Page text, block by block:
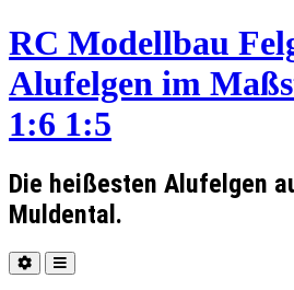
RC Modellbau
Alufelgen im
1:6 1:5
Die heißesten Alufelgen
Muldental.